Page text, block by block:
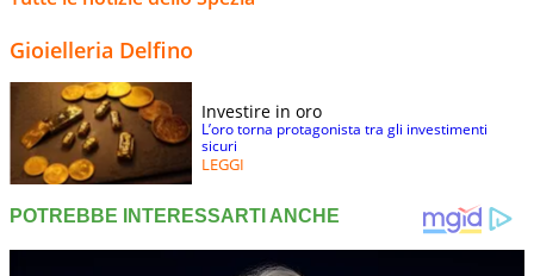
Gioielleria Delfino
Investire in oro
L’oro torna protagonista tra gli investimenti
sicuri
LEGGI